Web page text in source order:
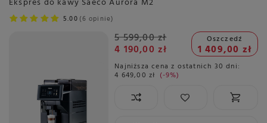
Ekspres do kawy Saeco Aurora M2
5.00 6 opinie
5 599,00 zł
4 190,00 zł
Oszczedź
1 409,00 zł
Najniższa cena z ostatnich 30 dni:
4 649,00 zł -9%